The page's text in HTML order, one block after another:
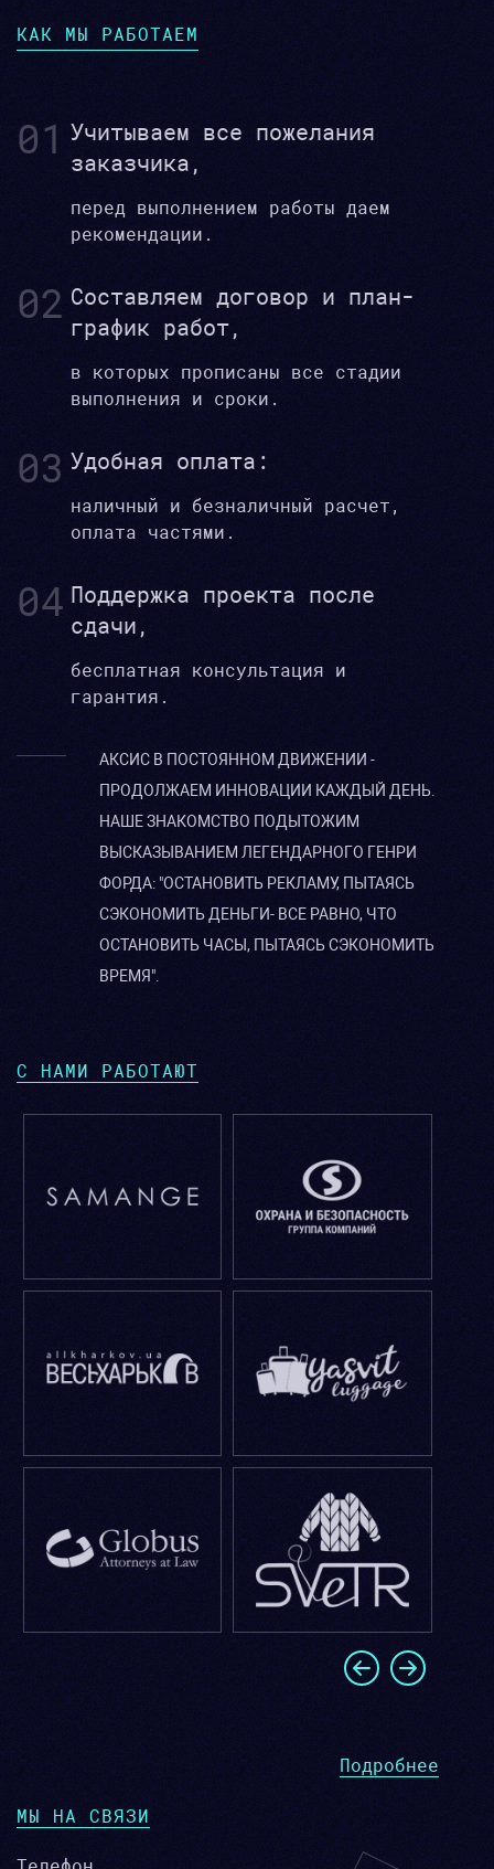
КАК МЫ РАБОТАЕМ
01 Учитываем все пожелания
заказчика,
перед выполнением работы даем
рекомендации.
02 Составляем договор и план-
график работ,
в которых прописаны все стадии
выполнения и сроки.
03 Удобная оплата:
наличный и безналичный расчет,
оплата частями.
04 Поддержка проекта после
сдачи,
бесплатная консультация и
гарантия.
АКСИС В ПОСТОЯННОМ ДВИЖЕНИИ -
ПРОДОЛЖАЕМ ИННОВАЦИИ КАЖДЫЙ ДЕНЬ.
НАШЕ ЗНАКОМСТВО ПОДЫТОЖИМ
ВЫСКАЗЫВАНИЕМ ЛЕГЕНДАРНОГО ГЕНРИ
ФОРДА: "ОСТАНОВИТЬ РЕКЛАМУ, ПЫТАЯСЬ
СЭКОНОМИТЬ ДЕНЬГИ- ВСЕ РАВНО, ЧТО
ОСТАНОВИТЬ ЧАСЫ, ПЫТАЯСЬ СЭКОНОМИТЬ
ВРЕМЯ".
С НАМИ РАБОТАЮТ
Подробнее
МЫ НА СВЯЗИ